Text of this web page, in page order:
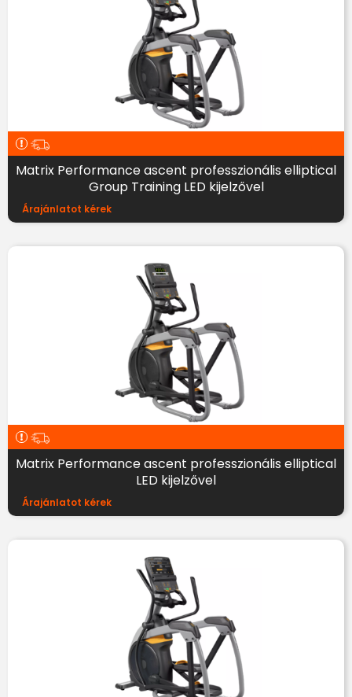
Matrix Performance ascent professzionális elliptical
Group Training LED kijelzővel
Árajánlatot kérek
Matrix Performance ascent professzionális elliptical
LED kijelzővel
Árajánlatot kérek